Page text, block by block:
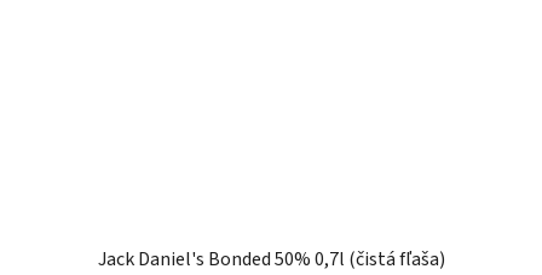
Jack Daniel's Bonded 50% 0,7l (čistá fľaša)